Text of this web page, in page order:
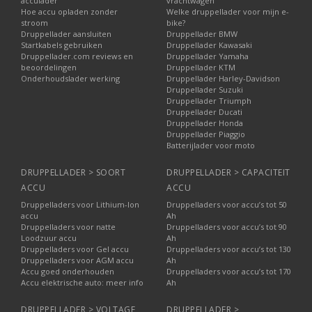
Hoe accu opladen zonder
stroom
Druppellader aansluiten
Startkabels gebruiken
Druppellader.com reviews en
beoordelingen
Onderhoudslader werking
Welke druppellader voor mijn e-
bike?
Druppellader BMW
Druppellader Kawasaki
Druppellader Yamaha
Druppellader KTM
Druppellader Harley-Davidson
Druppellader Suzuki
Druppellader Triumph
Druppellader Ducati
Druppellader Honda
Druppellader Piaggio
Batterijlader voor moto
DRUPPELLADER > SOORT
ACCU
Druppelladers voor Lithium-Ion
accu
Druppelladers voor natte
Loodzuur accu
Druppelladers voor Gel accu
Druppelladers voor AGM accu
Accu goed onderhouden
Accu elektrische auto: meer info
DRUPPELLADER > CAPACITEIT
ACCU
Druppelladers voor accu’s tot 50
Ah
Druppelladers voor accu’s tot 90
Ah
Druppelladers voor accu’s tot 130
Ah
Druppelladers voor accu’s tot 170
Ah
DRUPPELLADER > VOLTAGE DRUPPELLADER >